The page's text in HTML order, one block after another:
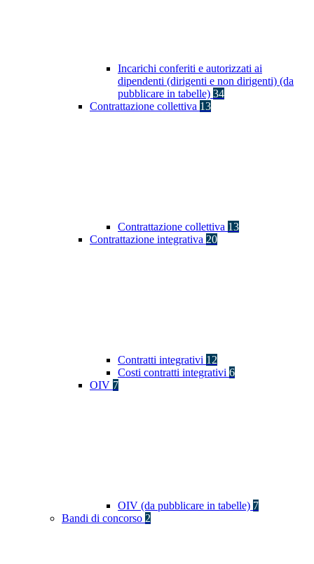
Incarichi conferiti e autorizzati ai
dipendenti (dirigenti e non dirigenti) (da
pubblicare in tabelle) 34
Contrattazione collettiva 13
Contrattazione collettiva 13
Contrattazione integrativa 20
Contratti integrativi 12
Costi contratti integrativi 6
OIV 7
OIV (da pubblicare in tabelle) 7
Bandi di concorso 2